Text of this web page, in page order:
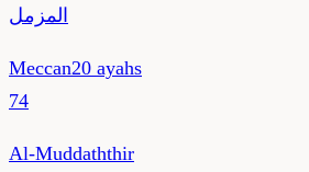
المزمل
Meccan20 ayahs
74
Al-Muddaththir